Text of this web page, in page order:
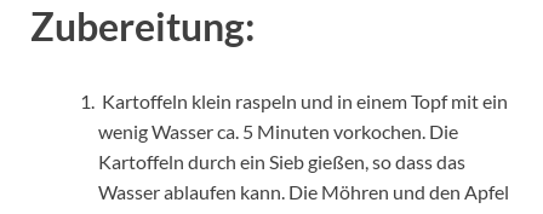
Zubereitung:
Kartoffeln klein raspeln und in einem Topf mit ein
wenig Wasser ca. 5 Minuten vorkochen. Die
Kartoffeln durch ein Sieb gießen, so dass das
Wasser ablaufen kann. Die Möhren und den Apfel